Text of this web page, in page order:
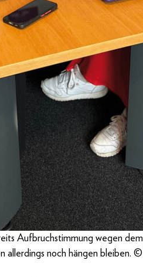
Aufbruchstimmung wegen
allerdings noch hängen bleiben. ©